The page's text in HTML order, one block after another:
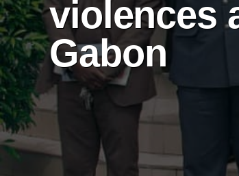
violences
Gabon